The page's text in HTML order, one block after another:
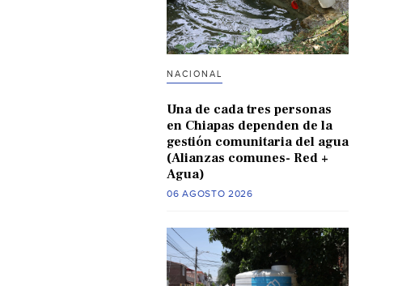
NACIONAL
Una de cada tres personas
en Chiapas dependen de la
gestión comunitaria del agua
(Alianzas comunes- Red +
Agua)
06 AGOSTO 2026